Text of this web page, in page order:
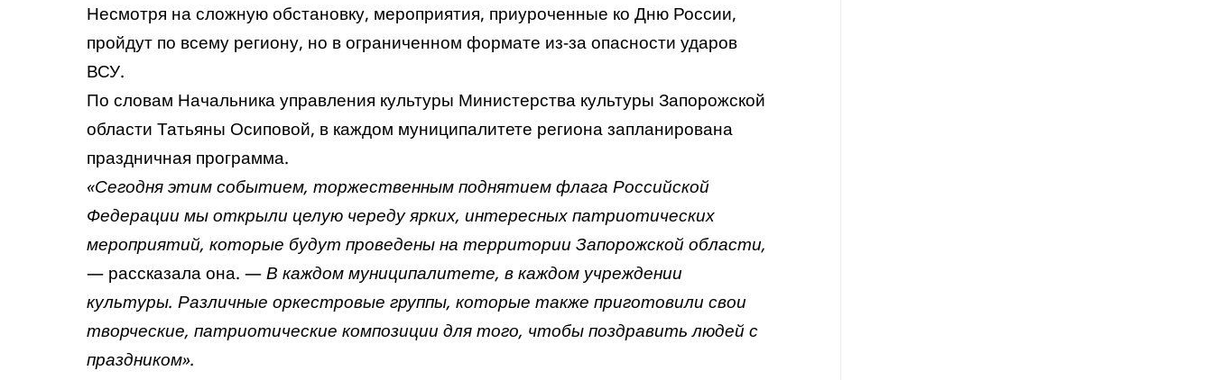
Несмотря на сложную обстановку, мероприятия, приуроченные ко Дню России,
пройдут по всему региону, но в ограниченном формате из-за опасности ударов
ВСУ.
По словам Начальника управления культуры Министерства культуры Запорожской
области Татьяны Осиповой, в каждом муниципалитете региона запланирована
праздничная программа.
«Сегодня этим событием, торжественным поднятием флага Российской
Федерации мы открыли целую череду ярких, интересных патриотических
мероприятий, которые будут проведены на территории Запорожской области,
— рассказала она. —В каждом муниципалитете, в каждом учреждении
культуры. Различные оркестровые группы, которые также приготовили свои
творческие, патриотические композиции для того, чтобы поздравить людей с
праздником».